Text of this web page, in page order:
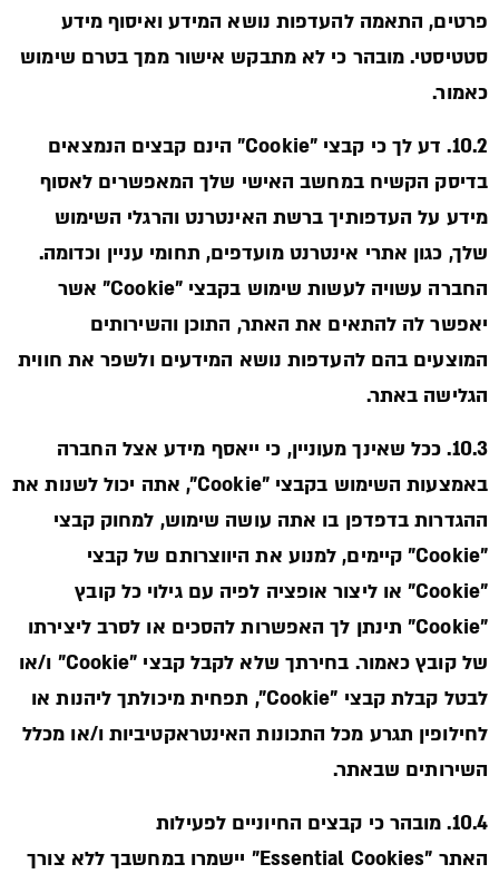
פרטים, התאמה להעדפות נושא המידע ואיסוף מידע
סטטיסטי. מובהר כי לא מתבקש אישור ממך בטרם שימוש
כאמור.
10.2. דע לך כי קבצי "Cookie" הינם קבצים הנמצאים
בדיסק הקשיח במחשב האישי שלך המאפשרים לאסוף
מידע על העדפותיך ברשת האינטרנט והרגלי השימוש
שלך, כגון אתרי אינטרנט מועדפים, תחומי עניין וכדומה.
החברה עשויה לעשות שימוש בקבצי "Cookie" אשר
יאפשר לה להתאים את האתר, התוכן והשירותים
המוצעים בהם להעדפות נושא המידעים ולשפר את חווית
הגלישה באתר.
10.3. ככל שאינך מעוניין, כי ייאסף מידע אצל החברה
באמצעות השימוש בקבצי "Cookie", אתה יכול לשנות את
ההגדרות בדפדפן בו אתה עושה שימוש, למחוק קבצי
"Cookie" קיימים, למנוע את היווצרותם של קבצי
"Cookie" או ליצור אופציה לפיה עם גילוי כל קובץ
"Cookie" תינתן לך האפשרות להסכים או לסרב ליצירתו
של קובץ כאמור. בחירתך שלא לקבל קבצי "Cookie" ו/או
לבטל קבלת קבצי "Cookie", תפחית מיכולתך ליהנות או
לחילופין תגרע מכל התכונות האינטראקטיביות ו/או מכלל
השירותים שבאתר.
10.4. מובהר כי קבצים החיוניים לפעילות
האתר "Essential Cookies" יישמרו במחשבך ללא צורך